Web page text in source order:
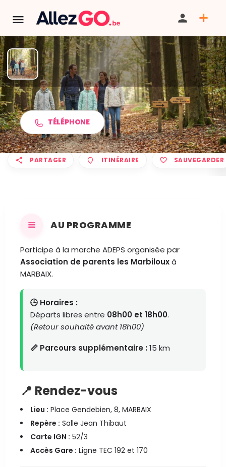
Marche ADEPS à MARBAIX
TÉLÉPHONE
PARTAGER ITINÉRAIRE SAUVEGARDER
AU PROGRAMME
Participe à la marche ADEPS organisée par
Association de parents les Marbilouxà
MARBAIX.
🕒 Horaires :
Départs libres entre 08h00 et 18h00.
(Retour souhaité avant 18h00)
📏 Parcours supplémentaire :15 km
📍 Rendez-vous
Lieu : Place Gendebien, 8, MARBAIX
Repère : Salle Jean Thibaut
Carte IGN : 52/3
Accès Gare : Ligne TEC 192 et 170